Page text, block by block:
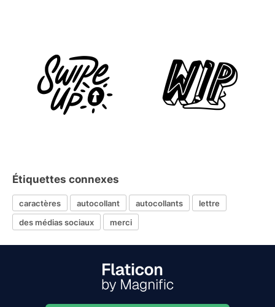
Étiquettes connexes
caractères autocollant autocollants
lettre
des médias sociaux
merci